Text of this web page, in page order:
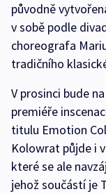
původně
v sobě podle
choreografa
tradičního
V prosinci bude
premiéře
titulu Emotion
Kolowrat půjde i
které se ale
jehož součástí je